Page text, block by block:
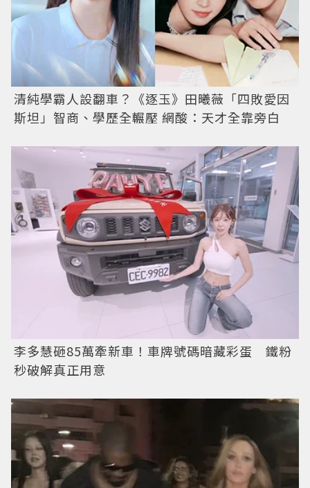
清純學霸人設翻車？《逐玉》田曦薇「四敗愛因
斯坦」智商、學歷全輾壓 網酸：天才全靠旁白
李多慧砸85萬牽新車！車牌號碼暗藏彩蛋 鐵粉
秒破解真正用意